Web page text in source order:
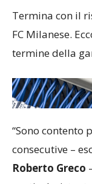
Termina con il
FC Milanese.
termine della
consecutive –